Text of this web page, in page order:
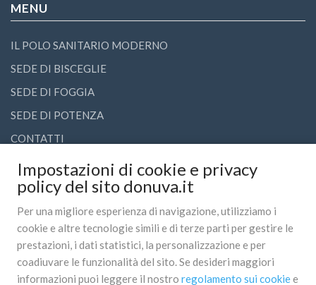
Impostazioni di cookie e privacy
policy del sito donuva.it
Per una migliore esperienza di navigazione, utilizziamo i
cookie e altre tecnologie simili e di terze parti per gestire le
prestazioni, i dati statistici, la personalizzazione e per
coadiuvare le funzionalità del sito. Se desideri maggiori
informazioni puoi leggere il nostro regolamento sui cookiee
MENU
IL POLO SANITARIO MODERNO
SEDE DI BISCEGLIE
SEDE DI FOGGIA
SEDE DI POTENZA
CONTATTI
LINK UTILI
COMUNICATI STAMPA
AMMINISTRAZIONE TRASPARENTE
TRASPARE